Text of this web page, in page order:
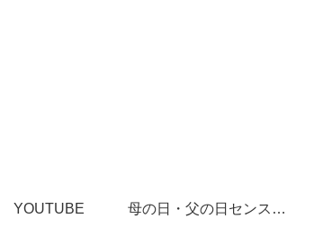
YOUTUBE 母の日・父の日センスあるプレゼント